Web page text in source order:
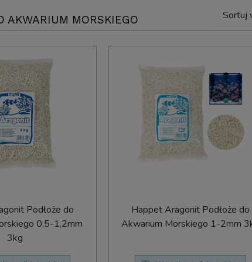
AKWARIUM MORSKIEGO Sortuj
Podłoże do
0,5-1,2mm
3kg
Happet Aragonit Podłoże do
Akwarium Morskiego 1-2mm